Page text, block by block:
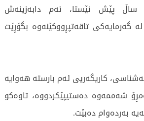
بۆ 20 ساڵ پێش ئێستا، ئەم دابەزینەش
گەرمایەکی تاقەتپڕووکێنەوە بگۆڕێت
کاریگەریی ئەم بارستە هەوایە
شەممەوە دەستیپێکردووە، تاوەکو
بەردەوام دەبێت.